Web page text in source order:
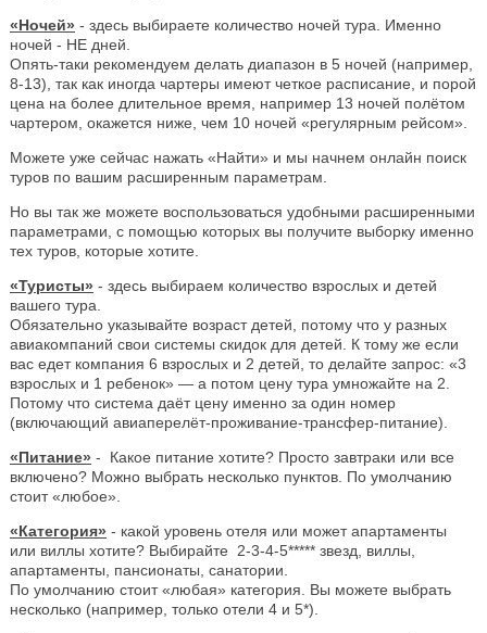
«Ночей» - здесь выбираете количество ночей тура. Именно
ночей - НЕ дней.
Опять-таки рекомендуем делать диапазон в 5 ночей (например,
8-13), так как иногда чартеры имеют четкое расписание, и порой
цена на более длительное время, например 13 ночей полётом
чартером, окажется ниже, чем 10 ночей «регулярным рейсом».
Можете уже сейчас нажать «Найти» и мы начнем онлайн поиск
туров по вашим расширенным параметрам.
Но вы так же можете воспользоваться удобными расширенными
параметрами, с помощью которых вы получите выборку именно
тех туров, которые хотите.
«Туристы» - здесь выбираем количество взрослых и детей
вашего тура.
Обязательно указывайте возраст детей, потому что у разных
авиакомпаний свои системы скидок для детей. К тому же если
вас едет компания 6 взрослых и 2 детей, то делайте запрос: «3
взрослых и 1 ребенок» — а потом цену тура умножайте на 2.
Потому что система даёт цену именно за один номер
(включающий авиаперелёт-проживание-трансфер-питание).
«Питание» - Какое питание хотите? Просто завтраки или все
включено? Можно выбрать несколько пунктов. По умолчанию
стоит «любое».
«Категория» - какой уровень отеля или может апартаменты
или виллы хотите? Выбирайте 2-3-4-5***** звезд, виллы,
апартаменты, пансионаты, санатории.
По умолчанию стоит «любая» категория. Вы можете выбрать
несколько (например, только отели 4 и 5*).